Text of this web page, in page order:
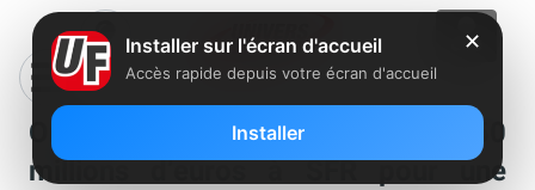
Orange devra verser plus de 50
millions d’euros à SFR pour une
✕
Installer sur l'écran d'accueil
Accès rapide depuis votre écran d'accueil
Installer